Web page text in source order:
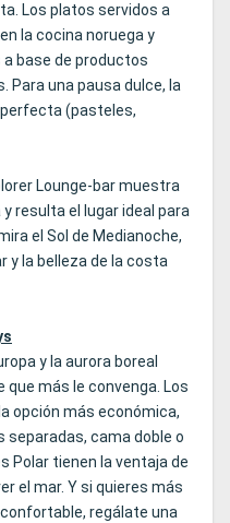
Los platos servidos a
la cocina noruega y
base de productos
Para una pausa dulce, la
(pasteles,
Lounge-bar muestra
resulta el lugar ideal para
el Sol de Medianoche,
y la belleza de la costa
y la aurora boreal
más le convenga. Los
opción más económica,
separadas, cama doble o
Polar tienen la ventaja de
el mar. Y si quieres más
regálate una